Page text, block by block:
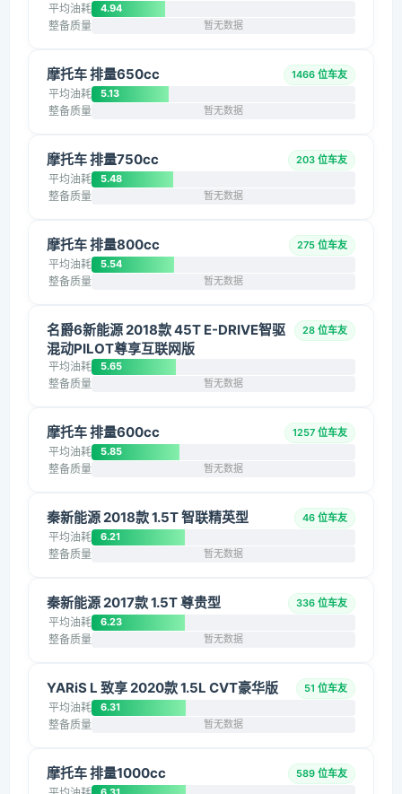
平均油耗 4.94
整备质量 暂无数据
摩托车 排量650cc 1466 位车友
平均油耗 5.13
整备质量 暂无数据
摩托车 排量750cc 203 位车友
平均油耗 5.48
整备质量 暂无数据
摩托车 排量800cc 275 位车友
平均油耗 5.54
整备质量 暂无数据
名爵6新能源 2018款 45T E-DRIVE智驱
混动PILOT尊享互联网版
28 位车友
平均油耗 5.65
整备质量 暂无数据
摩托车 排量600cc 1257 位车友
平均油耗 5.85
整备质量 暂无数据
秦新能源 2018款 1.5T 智联精英型 46 位车友
平均油耗 6.21
整备质量 暂无数据
秦新能源 2017款 1.5T 尊贵型 336 位车友
平均油耗 6.23
整备质量 暂无数据
YARiS L 致享 2020款 1.5L CVT豪华版 51 位车友
平均油耗 6.31
整备质量 暂无数据
摩托车 排量1000cc 589 位车友